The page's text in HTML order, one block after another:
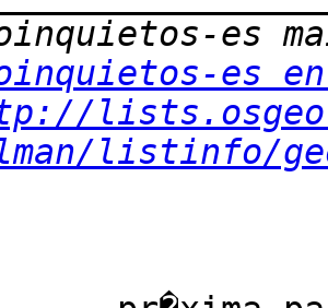
es
listinfo/